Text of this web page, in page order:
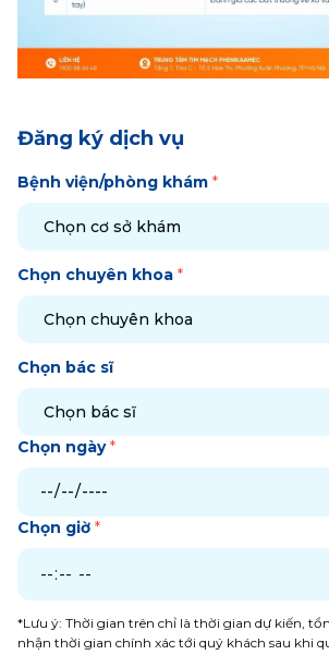
Đăng ký dịch vụ
Bệnh viện/phòng khám *
Chọn chuyên khoa *
Chọn bác sĩ
Chọn ngày*
Chọn giờ *
*Lưu ý: Thời gian trên chỉ là thời gian dự kiến,
nhận thời gian chính xác tới quý khách sau khi